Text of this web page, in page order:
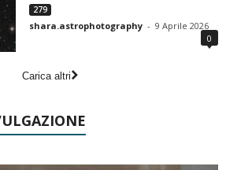
279
shara.astrophotography - 9 Aprile 2026
0
Carica altri